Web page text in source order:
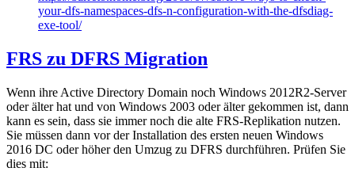
your-dfs-namespaces-dfs-n-configuration-with-the-dfsdiag-
exe-tool/
FRS zu DFRS Migration
Wenn ihre Active Directory Domain noch Windows 2012R2-Server
oder älter hat und von Windows 2003 oder älter gekommen ist, dann
kann es sein, dass sie immer noch die alte FRS-Replikation nutzen.
Sie müssen dann vor der Installation des ersten neuen Windows
2016 DC oder höher den Umzug zu DFRS durchführen. Prüfen Sie
dies mit: